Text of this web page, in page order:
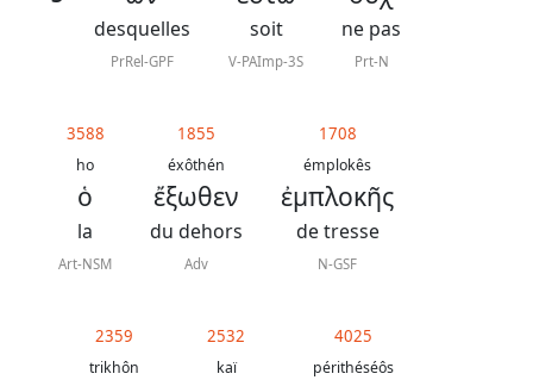
desquelles
PrRel-GPF
soit
V-PAImp-3S
ne pas
Prt-N
3588
ho
ὁ
la
Art-NSM
1855
éxôthén
ἔξωθεν
du dehors
Adv
1708
émplokês
ἐμπλοκῆς
de tresse
N-GSF
2359
trikhôn
2532
kaï
4025
périthéséôs